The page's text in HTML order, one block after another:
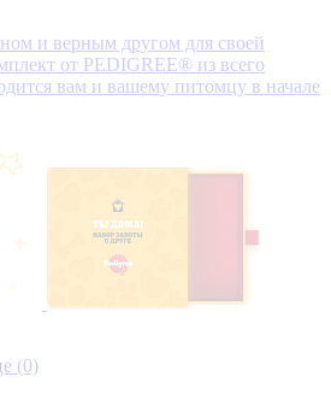
и верным другом для своей
от PEDIGREE® из всего
вам и вашему питомцу в начале
(0)